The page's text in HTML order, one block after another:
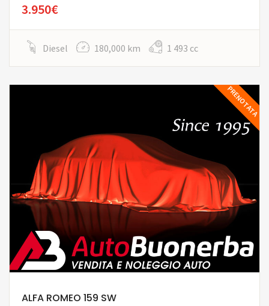
3.950€
Diesel 180,000 km 1 493 cc
PRENOTATA
ALFA ROMEO 159 SW